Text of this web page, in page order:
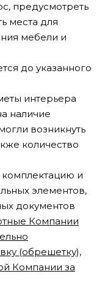
предусмотреть
места для
мебели и
до указанного
интерьера
наличие
возникнуть
количество
комплектацию и
элементов,
документов
Компании
(обрешетку),
Компании за